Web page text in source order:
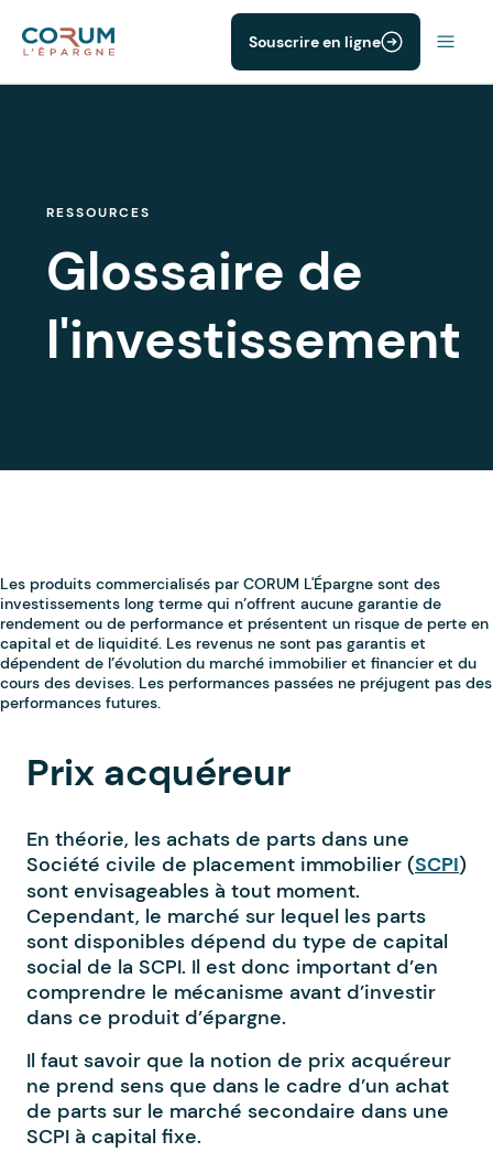
Souscrire en ligne
RESSOURCES
Glossaire de
l'investissement
Prix acquéreur
En théorie, les achats de parts dans une
Société civile de placement immobilier (SCPI)
sont envisageables à tout moment.
Cependant, le marché sur lequel les parts
sont disponibles dépend du type de capital
social de la SCPI. Il est donc important d’en
comprendre le mécanisme avant d’investir
dans ce produit d’épargne.
Il faut savoir que la notion de prix acquéreur
ne prend sens que dans le cadre d’un achat
de parts sur le marché secondaire dans une
SCPI à capital fixe.